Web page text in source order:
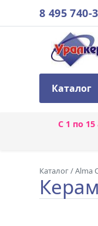
8 495 740-
Каталог
С 1 по 15
Каталог/Alma